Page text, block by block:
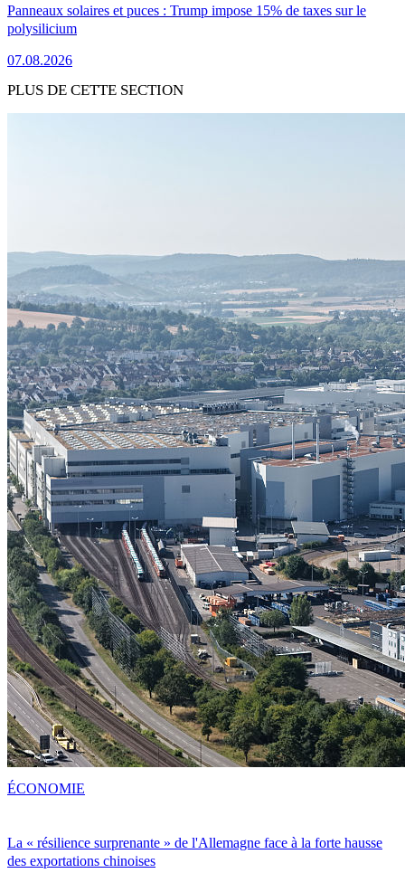
Panneaux solaires et puces : Trump impose 15% de taxes sur le
polysilicium
07.08.2026
PLUS DE CETTE SECTION
La « résilience surprenante » de l'Allemagne face à la forte hausse
des exportations chinoises
ÉCONOMIE